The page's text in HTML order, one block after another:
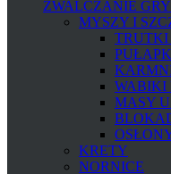
ZWALCZANIE
MYSZY I
TRUTKI
WABIKI
MASY
KRETY
NORNICE